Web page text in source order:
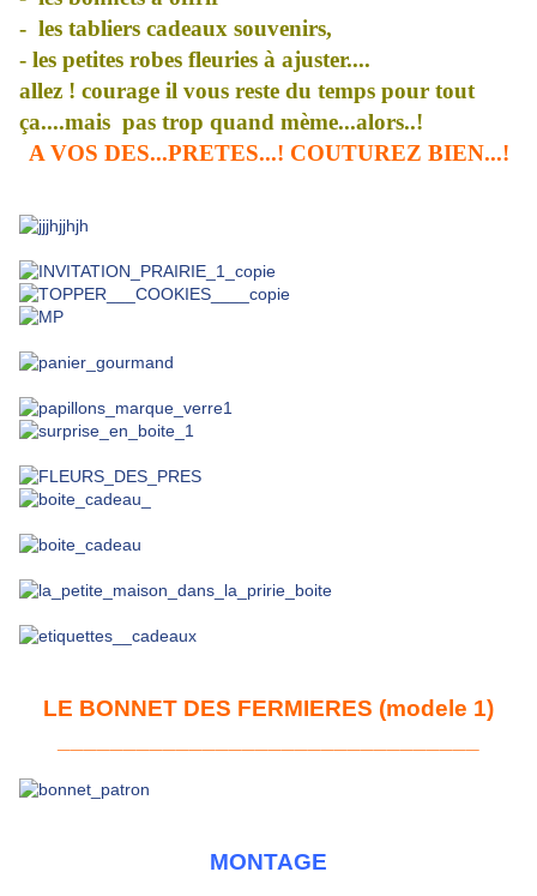
- les tabliers cadeaux souvenirs,
- les petites robes fleuries à ajuster....
allez ! courage il vous reste du temps pour tout
ça....mais pas trop quand mème...alors..!
A VOS DES...PRETES...! COUTUREZ BIEN...!
LE BONNET DES FERMIERES (modele 1)
MONTAGE